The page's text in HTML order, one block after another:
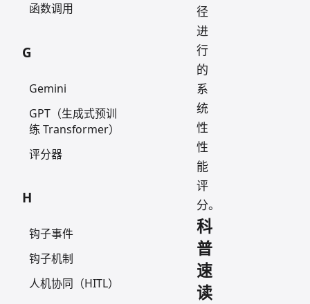
函数调用
G
Gemini
GPT（生成式预训
练 Transformer）
评分器
H
钩子事件
钩子机制
人机协同（HITL）
径
进
行
的
系
统
性
性
能
评
分。
科
普
速
读